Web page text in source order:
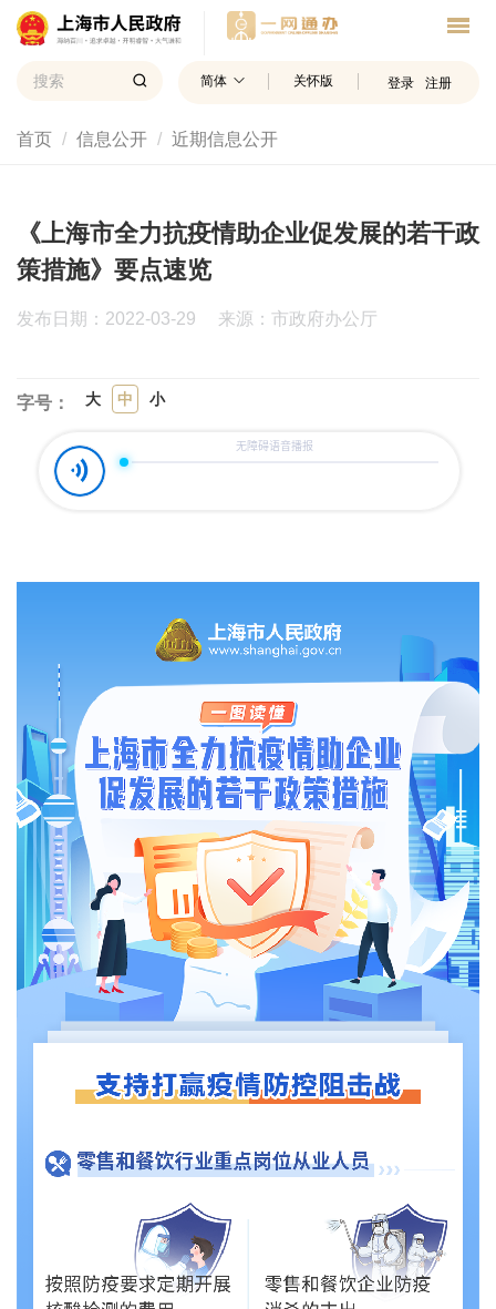
简体 关怀版 登录 注册
首页 信息公开 近期信息公开
《上海市全力抗疫情助企业促发展的若干政
策措施》要点速览
发布日期：2022-03-29 来源：市政府办公厅
字号： 大 中 小